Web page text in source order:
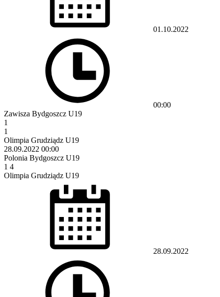
01.10.2022
00:00
Zawisza Bydgoszcz U19
1
1
Olimpia Grudziądz U19
28.09.2022 00:00
Polonia Bydgoszcz U19
1 4
Olimpia Grudziądz U19
28.09.2022